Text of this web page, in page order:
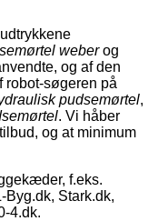
weberog
og af den
robot-søgeren på
pudsemørtel,
. Vi håber
og at minimum
f.eks.
Byg.dk, Stark.dk,
4.dk.